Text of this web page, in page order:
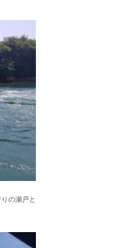
の瀬戸と